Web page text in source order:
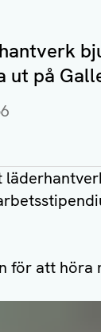
på
för att höra